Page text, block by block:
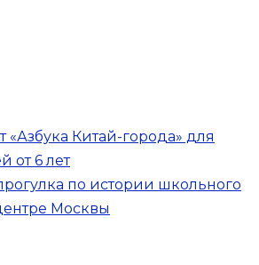
«Азбука Китай-города» для
от 6 лет
по истории школьного
Москвы